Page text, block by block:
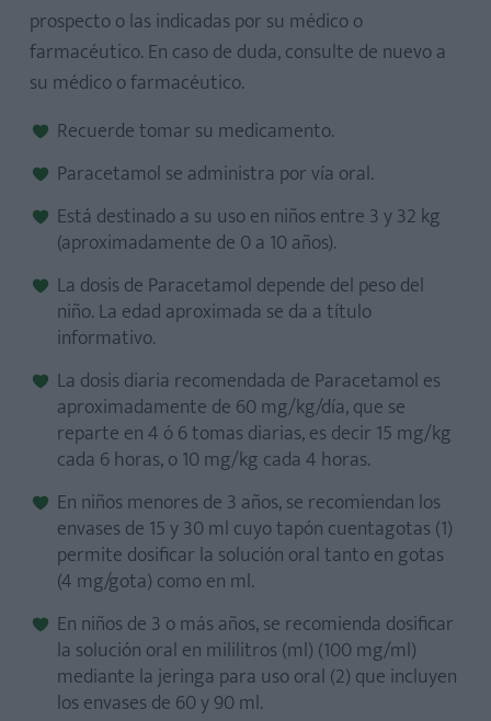
prospecto o las indicadas por su médico o
farmacéutico. En caso de duda, consulte de nuevo a
su médico o farmacéutico.
Recuerde tomar su medicamento.
Paracetamol se administra por vía oral.
Está destinado a su uso en niños entre 3 y 32 kg
(aproximadamente de 0 a 10 años).
La dosis de Paracetamol depende del peso del
niño. La edad aproximada se da a título
informativo.
La dosis diaria recomendada de Paracetamol es
aproximadamente de 60 mg/kg/día, que se
reparte en 4 ó 6 tomas diarias, es decir 15 mg/kg
cada 6 horas, o 10 mg/kg cada 4 horas.
En niños menores de 3 años, se recomiendan los
envases de 15 y 30 ml cuyo tapón cuentagotas (1)
permite dosificar la solución oral tanto en gotas
(4 mg/gota) como en ml.
En niños de 3 o más años, se recomienda dosificar
la solución oral en mililitros (ml) (100 mg/ml)
mediante la jeringa para uso oral (2) que incluyen
los envases de 60 y 90 ml.